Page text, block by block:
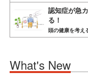
認知症が急
る！
頭の健康を考え
What's New